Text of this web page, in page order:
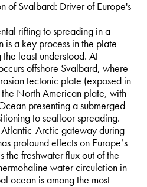
of Svalbard: Driver of Europe's
rifting to spreading in a
is a key process in the plate-
least understood. At
offshore Svalbard, where
tectonic plate (exposed in
North American plate, with
presenting a submerged
to seafloor spreading.
Arctic gateway during
profound effects on Europe’s
the freshwater flux out of the
water circulation in
ocean is among the most